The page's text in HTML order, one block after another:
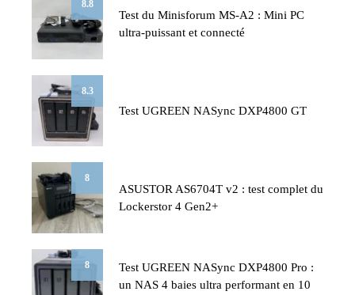
8.8
Test du Minisforum MS-A2 : Mini PC
ultra-puissant et connecté
8.3
Test UGREEN NASync DXP4800 GT
8
ASUSTOR AS6704T v2 : test complet du
Lockerstor 4 Gen2+
8
Test UGREEN NASync DXP4800 Pro :
un NAS 4 baies ultra performant en 10